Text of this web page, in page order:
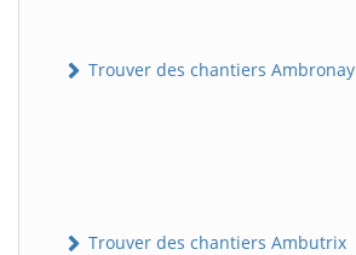
Trouver des chantiers Ambronay
Trouver des chantiers Ambutrix